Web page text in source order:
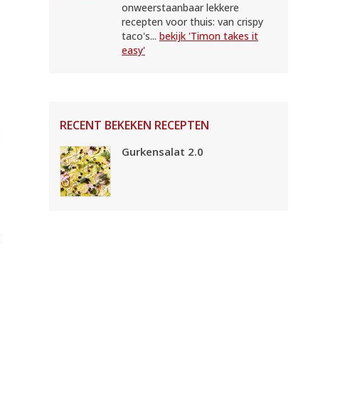
onweerstaanbaar lekkere
recepten voor thuis: van crispy
taco's... bekijk 'Timon takes it
easy'
RECENT BEKEKEN RECEPTEN
Gurkensalat 2.0